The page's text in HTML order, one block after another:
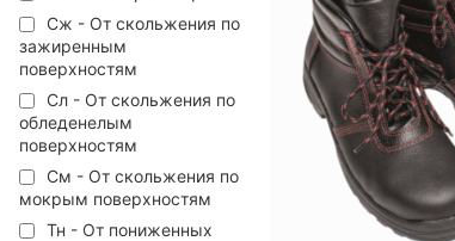
Сж - От скольжения по
зажиренным
поверхностям
Сл - От скольжения по
обледенелым
поверхностям
См - От скольжения по
мокрым поверхностям
Тн - От пониженных